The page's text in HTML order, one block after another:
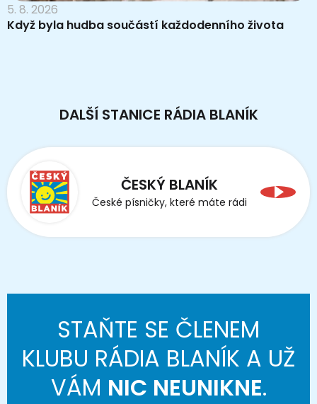
5. 8. 2026
Když byla hudba součástí každodenního života
DALŠÍ STANICE RÁDIA BLANÍK
ČESKÝ BLANÍK
České písničky, které máte rádi
STAŇTE SE ČLENEM
KLUBU RÁDIA BLANÍK A UŽ
VÁM NIC NEUNIKNE.